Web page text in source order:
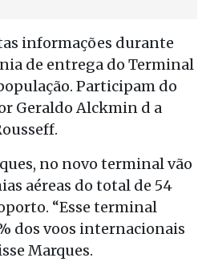
informações durante
de entrega do Terminal
Participam do
Geraldo Alckmin d a
no novo terminal vão
aéreas do total de 54
“Esse terminal
dos voos internacionais
Marques.